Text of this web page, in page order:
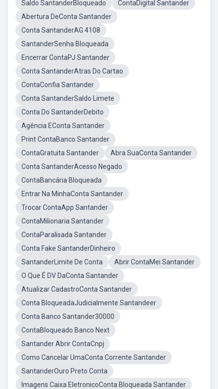
Saldo SantanderBloqueado
ContaDigital Santander
Abertura DeConta Santander
Conta SantanderAG 4108
SantanderSenha Bloqueada
Encerrar ContaPJ Santander
Conta SantanderAtras Do Cartao
ContaConfia Santander
Conta SantanderSaldo Limete
Conta Do SantanderDebito
Agência EConta Santander
Print ContaBanco Santander
ContaGratuita Santander
Abra SuaConta Santander
Conta SantanderAcesso Negado
ContaBancária Bloqueada
Entrar Na MinhaConta Santander
Trocar ContaApp Santander
ContaMilionaria Santander
ContaParalisada Santander
Conta Fake SantanderDinheiro
SantanderLimite De Conta
Abrir ContaMei Santander
O Que É DV DaConta Santander
Atualizar CadastroConta Santander
Conta BloqueadaJudicialmente Santandeer
Conta Banco Santander30000
ContaBloqueado Banco Next
Santander Abrir ContaCnpj
Como Cancelar UmaConta Corrente Santander
SantanderOuro Preto Conta
Imagens Caixa EletronicoConta Bloqueada Santander